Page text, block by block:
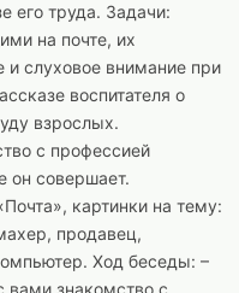
его труда. Задачи:
на почте, их
и слуховое внимание при
воспитателя о
взрослых.
с профессией
он совершает.
картинки на тему:
продавец,
Ход беседы: –
знакомство с